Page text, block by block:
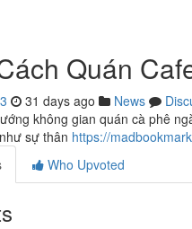
Quán
31 days ago News
không gian quán cà phê
sự thân https://
Who Upvoted